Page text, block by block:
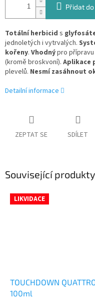
Přidat
Totální herbicid s
jednoletých i vytrvalých.
kořeny. Vhodnýpro
(kromě broskvoní). Aplikace
plevelů. Nesmí zasáhnout
Detailní informace
ZEPTAT SE SDÍLET
Související produkty
LIKVIDACE
TOUCHDOWN
100ml